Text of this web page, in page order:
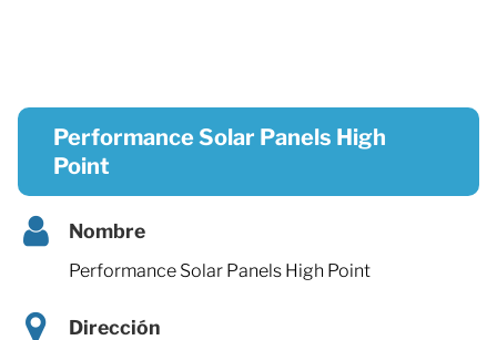
Performance Solar Panels High
Point
Nombre
Performance Solar Panels High Point
Dirección